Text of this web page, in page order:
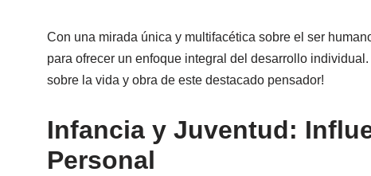
Con una mirada única y multifacética sobre el ser
para ofrecer un enfoque integral del desarrollo
sobre la vida y obra de este destacado pensador!
Infancia y Juventud:
Personal